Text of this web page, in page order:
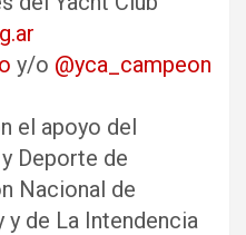
y/o @yca_campeon
el apoyo del
Deporte de
Nacional de
y de La Intendencia